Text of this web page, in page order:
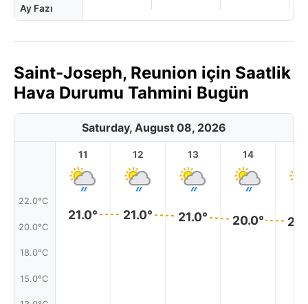
Ay Fazı
Saint-Joseph, Reunion için Saatlik
Hava Durumu Tahmini Bugün
Saturday, August 08, 2026
22.0°C
20.0°C
18.0°C
15.0°C
11
21.0°
12
21.0°
13
21.0°
14
20.0°